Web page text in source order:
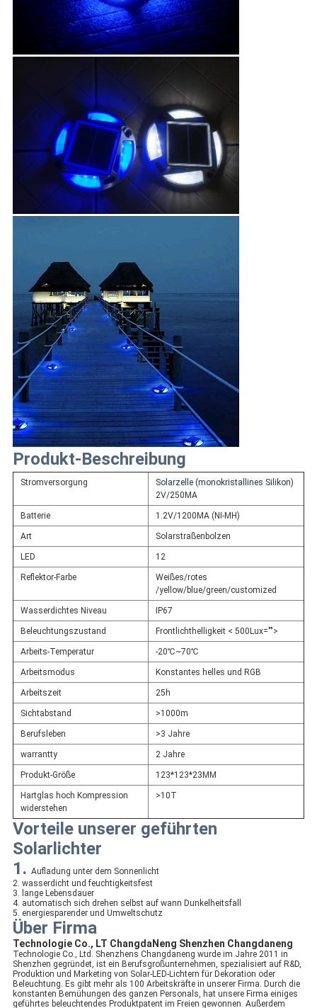
Produkt-Beschreibung
Stromversorgung
Solarzelle (monokristallines Silikon)
2V/250MA
Batterie 1.2V/1200MA (NI-MH)
Art Solarstraßenbolzen
LED 12
Reflektor-Farbe
Weißes/rotes
/yellow/blue/green/customized
Wasserdichtes Niveau IP67
Beleuchtungszustand Frontlichthelligkeit < 500Lux="">
Arbeits-Temperatur -20℃~70℃
Arbeitsmodus Konstantes helles und RGB
Arbeitszeit 25h
Sichtabstand >1000m
Berufsleben >3 Jahre
warrantty 2 Jahre
Produkt-Größe 123*123*23MM
Hartglas hoch Kompression
widerstehen
>10T
Vorteile unserer geführten
Solarlichter
1. Aufladung unter dem Sonnenlicht
2. wasserdicht und feuchtigkeitsfest
3. lange Lebensdauer
4. automatisch sich drehen selbst auf wann Dunkelheitsfall
5. energiesparender und Umweltschutz
Über Firma
Technologie Co., LT ChangdaNeng Shenzhen Changdaneng
Technologie Co., Ltd. Shenzhens Changdaneng wurde im Jahre 2011 in
Shenzhen gegründet, ist ein Berufsgroßunternehmen, spezialisiert auf R&D,
Produktion und Marketing von Solar-LED-Lichtern für Dekoration oder
Beleuchtung. Es gibt mehr als 100 Arbeitskräfte in unserer Firma. Durch die
konstanten Bemühungen des ganzen Personals, hat unsere Firma einiges
geführtes beleuchtendes Produktpatent im Freien gewonnen. Außerdem